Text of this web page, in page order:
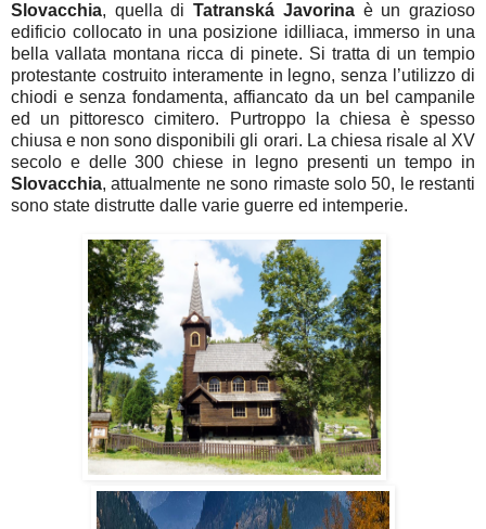
Slovacchia, quella diTatranská Javorinaè un grazioso
edificio collocato in una posizione idilliaca, immerso in una
bella vallata montana ricca di pinete. Si tratta di un tempio
protestante costruito interamente in legno, senza l’utilizzo di
chiodi e senza fondamenta, affiancato da un bel campanile
ed un pittoresco cimitero. Purtroppo la chiesa è spesso
chiusa e non sono disponibili gli orari. La chiesa risale al XV
secolo e delle 300 chiese in legno presenti un tempo in
Slovacchia, attualmente ne sono rimaste solo 50, le restanti
sono state distrutte dalle varie guerre ed intemperie.